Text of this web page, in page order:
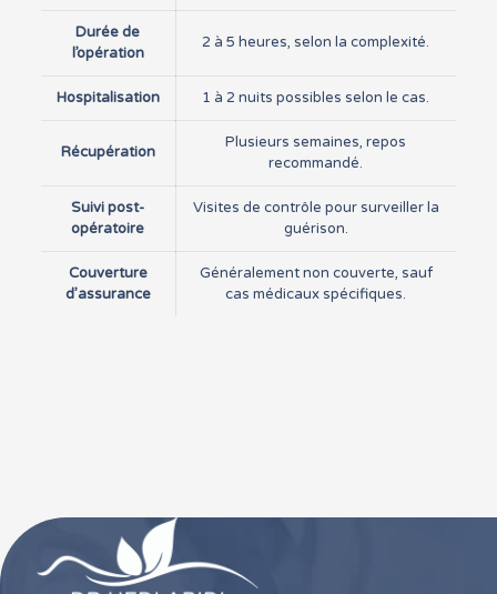
Durée de
l’opération
2 à 5 heures, selon la complexité.
Hospitalisation 1 à 2 nuits possibles selon le cas.
Récupération
Plusieurs semaines, repos
recommandé.
Suivi post-
opératoire
Visites de contrôle pour surveiller la
guérison.
Couverture
d’assurance
Généralement non couverte, sauf
cas médicaux spécifiques.